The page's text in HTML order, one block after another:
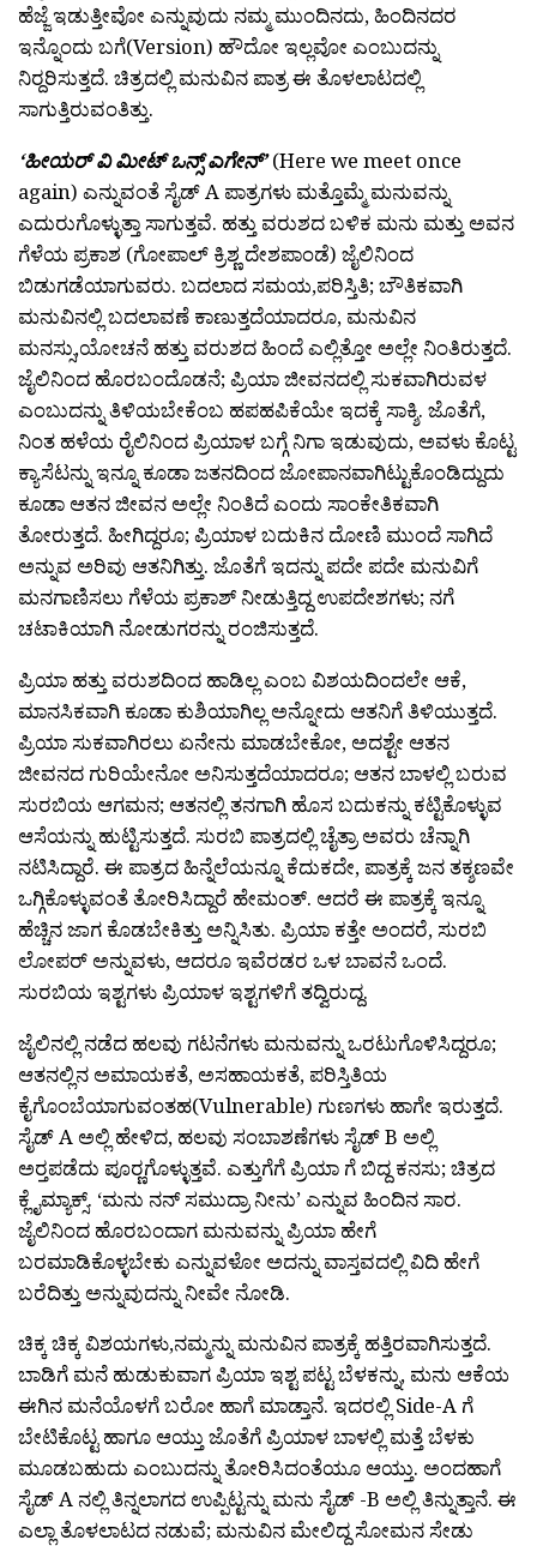
ಹೆಜ್ಜೆ ಇಡುತ್ತೀವೋ ಎನ್ನುವುದು ನಮ್ಮ ಮುಂದಿನದು, ಹಿಂದಿನದರ
ಇನ್ನೊಂದು ಬಗೆ(Version) ಹೌದೋ ಇಲ್ಲವೋ ಎಂಬುದನ್ನು
ನಿರ್‍ದರಿಸುತ್ತದೆ. ಚಿತ್ರದಲ್ಲಿ ಮನುವಿನ ಪಾತ್ರ ಈ ತೊಳಲಾಟದಲ್ಲಿ
ಸಾಗುತ್ತಿರುವಂತಿತ್ತು.
‘ಹೀಯರ್ ವಿ ಮೀಟ್ ಒನ್ಸ್ ಎಗೇನ್’(Here we meet once
again) ಎನ್ನುವಂತೆ ಸೈಡ್ A ಪಾತ್ರಗಳು ಮತ್ತೊಮ್ಮೆ ಮನುವನ್ನು
ಎದುರುಗೊಳ್ಳುತ್ತಾ ಸಾಗುತ್ತವೆ. ಹತ್ತು ವರುಶದ ಬಳಿಕ‌ ಮನು ಮತ್ತು ಅವನ‌
ಗೆಳೆಯ ಪ್ರಕಾಶ (ಗೋಪಾಲ್ ಕ್ರಿಶ್ಣ ದೇಶಪಾಂಡೆ) ಜೈಲಿನಿಂದ
ಬಿಡುಗಡೆಯಾಗುವರು. ಬದಲಾದ ಸಮಯ,ಪರಿಸ್ತಿತಿ; ಬೌತಿಕವಾಗಿ
ಮನುವಿನಲ್ಲಿ‌ ಬದಲಾವಣೆ ಕಾಣುತ್ತದೆಯಾದರೂ, ಮನುವಿನ
ಮನಸ್ಸು,ಯೋಚನೆ ಹತ್ತು ವರುಶದ ಹಿಂದೆ ಎಲ್ಲಿತ್ತೋ ಅಲ್ಲೇ ನಿಂತಿರುತ್ತದೆ.‌
ಜೈಲಿನಿಂದ ಹೊರಬಂದೊಡನೆ; ಪ್ರಿಯಾ ಜೀವನದಲ್ಲಿ ಸುಕವಾಗಿರುವಳ‌‌
ಎಂಬುದನ್ನು ತಿಳಿಯಬೇಕೆಂಬ ಹಪಹಪಿಕೆಯೇ ಇದಕ್ಕೆ ಸಾಕ್ಶಿ. ಜೊತೆಗೆ,
ನಿಂತ ಹಳೆಯ ರೈಲಿನಿಂದ ಪ್ರಿಯಾಳ ಬಗ್ಗೆ ನಿಗಾ ಇಡುವುದು, ಅವಳು ಕೊಟ್ಟ
ಕ್ಯಾಸೆಟನ್ನು ಇನ್ನೂ‌ ಕೂಡಾ ಜತನದಿಂದ ಜೋಪಾನವಾಗಿಟ್ಟುಕೊಂಡಿದ್ದುದು
ಕೂಡಾ ಆತನ ಜೀವನ ಅಲ್ಲೇ ನಿಂತಿದೆ ಎಂದು ಸಾಂಕೇತಿಕವಾಗಿ
ತೋರುತ್ತದೆ. ಹೀಗಿದ್ದರೂ; ಪ್ರಿಯಾಳ ಬದುಕಿನ ದೋಣಿ ಮುಂದೆ ಸಾಗಿದೆ
ಅನ್ನುವ ಅರಿವು ಆತನಿಗಿತ್ತು. ಜೊತೆಗೆ ಇದನ್ನು ಪದೇ ಪದೇ ಮನುವಿಗೆ
ಮನಗಾಣಿಸಲು ಗೆಳೆಯ ಪ್ರಕಾಶ್ ನೀಡುತ್ತಿದ್ದ ಉಪದೇಶಗಳು; ನಗೆ
ಚಟಾಕಿಯಾಗಿ ನೋಡುಗರನ್ನು ರಂಜಿಸುತ್ತದೆ.
ಪ್ರಿಯಾ ಹತ್ತು ವರುಶದಿಂದ ಹಾಡಿಲ್ಲ ಎಂಬ ವಿಶಯದಿಂದಲೇ ಆಕೆ,
ಮಾನಸಿಕವಾಗಿ ಕೂಡಾ ಕುಶಿಯಾಗಿಲ್ಲ ಅನ್ನೋದು ಆತನಿಗೆ ತಿಳಿಯುತ್ತದೆ.
ಪ್ರಿಯಾ ಸುಕವಾಗಿರಲು ಏನೇನು ಮಾಡಬೇಕೋ, ಅದಶ್ಟೇ ಆತನ
ಜೀವನದ ಗುರಿಯೇನೋ ಅನಿಸುತ್ತದೆಯಾದರೂ; ಆತನ‌ ಬಾಳಲ್ಲಿ ಬರುವ
ಸುರಬಿಯ ಆಗಮನ; ಆತನಲ್ಲಿ ತನಗಾಗಿ ಹೊಸ ಬದುಕನ್ನು ಕಟ್ಟಿಕೊಳ್ಳುವ
ಆಸೆಯನ್ನು ಹುಟ್ಟಿಸುತ್ತದೆ. ಸುರಬಿ ಪಾತ್ರದಲ್ಲಿ ಚೈತ್ರಾ ಅವರು ಚೆನ್ನಾಗಿ
ನಟಿಸಿದ್ದಾರೆ. ಈ ಪಾತ್ರದ ಹಿನ್ನೆಲೆಯನ್ನೂ ಕೆದುಕದೇ, ಪಾತ್ರಕ್ಕೆ ಜನ ತಕ್ಶಣವೇ
ಒಗ್ಗಿಕೊಳ್ಳುವಂತೆ ತೋರಿಸಿದ್ದಾರೆ ಹೇಮಂತ್. ಆದರೆ ಈ ಪಾತ್ರಕ್ಕೆ ಇನ್ನೂ
ಹೆಚ್ಚಿನ ಜಾಗ ಕೊಡಬೇಕಿತ್ತು ಅನ್ನಿಸಿತು‌. ಪ್ರಿಯಾ ಕತ್ತೇ ಅಂದರೆ, ಸುರಬಿ
ಲೋಪರ್ ಅನ್ನುವಳು, ಆದರೂ ಇವೆರಡರ ಒಳ ಬಾವನೆ ಒಂದೆ.
ಸುರಬಿಯ ಇಶ್ಟಗಳು ಪ್ರಿಯಾಳ ಇಶ್ಟಗಳಿಗೆ ತದ್ವಿರುದ್ದ.
ಜೈಲಿನಲ್ಲಿ ನಡೆದ ಹಲವು ಗಟನೆಗಳು ಮನುವನ್ನು ಒರಟುಗೊಳಿಸಿದ್ದರೂ;
ಆತನಲ್ಲಿನ ಅಮಾಯಕತೆ, ಅಸಹಾಯಕತೆ, ಪರಿಸ್ತಿತಿಯ
ಕೈಗೊಂಬೆಯಾಗುವಂತಹ(Vulnerable) ಗುಣಗಳು ಹಾಗೇ ಇರುತ್ತದೆ.
ಸೈಡ್ A ಅಲ್ಲಿ ಹೇಳಿದ, ಹಲವು‌ ಸಂಬಾಶಣೆಗಳು ಸೈಡ್ B ಅಲ್ಲಿ
ಅರ‌್ತಪಡೆದು‌ ಪೂರ‌್ಣಗೊಳ್ಳುತ್ತವೆ. ಎತ್ತುಗೆಗೆ ಪ್ರಿಯಾ ಗೆ ಬಿದ್ದ ಕನಸು; ಚಿತ್ರದ
ಕ್ಲೈಮ್ಯಾಕ್ಸ್. ‘ಮನು ನನ್ ಸಮುದ್ರಾ ನೀನು’ ಎನ್ನುವ ಹಿಂದಿನ ಸಾರ.
ಜೈಲಿನಿಂದ ಹೊರಬಂದಾಗ ಮನುವನ್ನು ಪ್ರಿಯಾ ಹೇಗೆ
ಬರಮಾಡಿಕೊಳ್ಳಬೇಕು ಎನ್ನುವಳೋ ಅದನ್ನು ವಾಸ್ತವದಲ್ಲಿ ವಿದಿ ಹೇಗೆ
ಬರೆದಿತ್ತು ಅನ್ನುವುದನ್ನು ನೀವೇ ನೋಡಿ.
ಚಿಕ್ಕ ಚಿಕ್ಕ ವಿಶಯಗಳು,ನಮ್ಮನ್ನು ಮನುವಿನ ಪಾತ್ರಕ್ಕೆ ಹತ್ತಿರವಾಗಿಸುತ್ತದೆ.
ಬಾಡಿಗೆ ಮನೆ ಹುಡುಕುವಾಗ ಪ್ರಿಯಾ ಇಶ್ಟ ಪಟ್ಟ ಬೆಳಕನ್ನು, ಮನು ಆಕೆಯ
ಈಗಿನ ಮನೆಯೊಳಗೆ ಬರೋ ಹಾಗೆ ಮಾಡ್ತಾನೆ. ಇದರಲ್ಲಿ Side-A ಗೆ
ಬೇಟಿ‌ಕೊಟ್ಟ ಹಾಗೂ ಆಯ್ತು ಜೊತೆಗೆ ಪ್ರಿಯಾಳ ಬಾಳಲ್ಲಿ ಮತ್ತೆ ಬೆಳಕು
ಮೂಡಬಹುದು ಎಂಬುದನ್ನು ತೋರಿಸಿದಂತೆಯೂ ಆಯ್ತು. ಅಂದಹಾಗೆ
ಸೈಡ್ A ನಲ್ಲಿ ತಿನ್ನಲಾಗದ ಉಪ್ಪಿಟ್ಟನ್ನು ಮನು ಸೈಡ್ -B ಅಲ್ಲಿ ತಿನ್ನುತ್ತಾನೆ‌. ಈ
ಎಲ್ಲಾ ತೊಳಲಾಟದ ನಡುವೆ; ಮನುವಿನ ಮೇಲಿದ್ದ ಸೋಮನ ಸೇಡು